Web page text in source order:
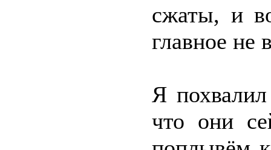
сжаты, и
главное не
Я
что они